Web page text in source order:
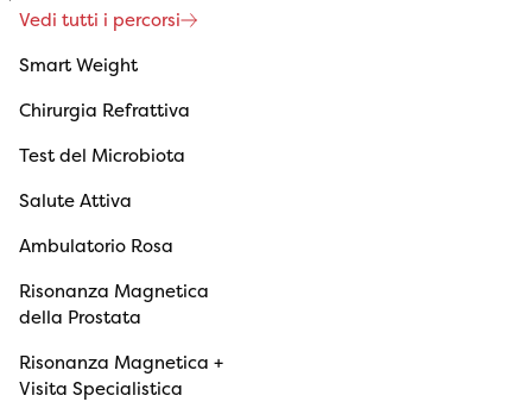
Vedi tutti i percorsi
Smart Weight
Chirurgia Refrattiva
Test del Microbiota
Salute Attiva
Ambulatorio Rosa
Risonanza Magnetica
della Prostata
Risonanza Magnetica +
Visita Specialistica